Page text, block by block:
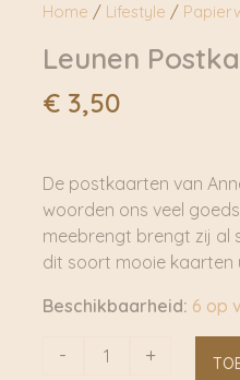
Home / Lifestyle /
Leunen
€3,50
De postkaarten van
woorden ons veel
meebrengt brengt zij al
dit soort mooie kaarten
Beschikbaarheid: 6 op
- +